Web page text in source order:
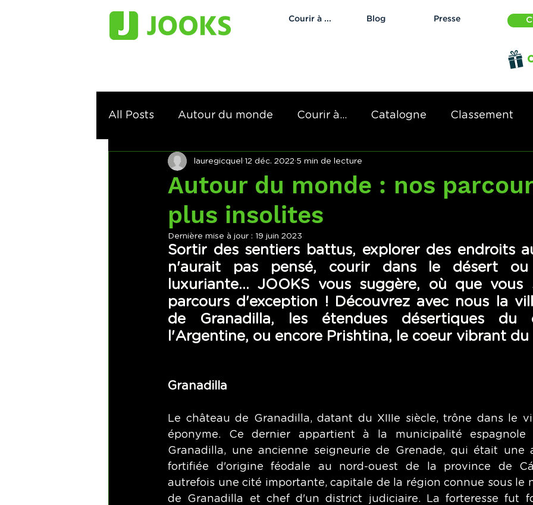
Courir à ... Blog Presse
All Posts Autour du monde Courir à... Catalogne Classement
Courir sur les traces de...
Autour du monde : nos
plus insolites
lauregicquel 12 déc. 2022 5 min de lecture
Dernière mise à jour : 19 juin 2023
Sortir des sentiers battus, explorer des endroits
n'aurait pas pensé, courir dans le désert
luxuriante... JOOKS vous suggère, où que vous
parcours d'exception ! Découvrez avec nous la
de Granadilla, les étendues désertiques du
l'Argentine, ou encore Prishtina, le coeur vibrant du
Granadilla
Le château de Granadilla, datant du XIIIe siècle, trône dans le
éponyme. Ce dernier appartient à la municipalité
Granadilla, une ancienne seigneurie de Grenade, qui était une
fortifiée d'origine féodale au nord-ouest de la province de
autrefois une cité importante, capitale de la région connue sous le
de Granadilla et chef d'un district judiciaire. La forteresse fut